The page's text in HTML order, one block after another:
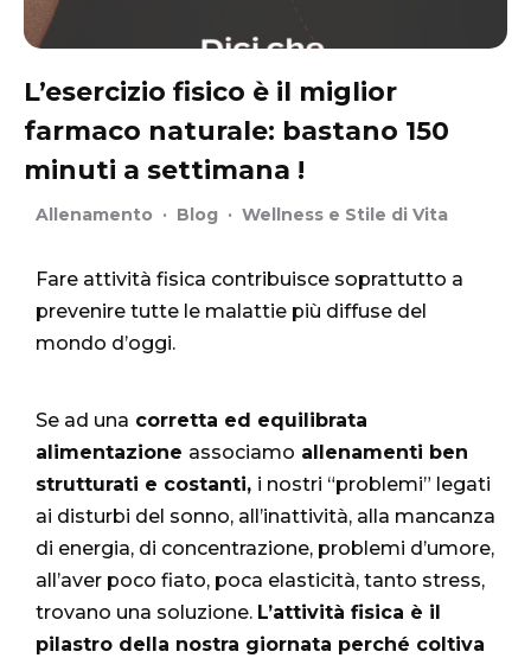
L’esercizio fisico è il miglior
farmaco naturale: bastano 150
minuti a settimana !
Allenamento · Blog · Wellness e Stile di Vita
Fare attività fisica contribuisce soprattutto a
prevenire tutte le malattie più diffuse del
mondo d’oggi.
Se ad una corretta ed equilibrata
alimentazione associamo allenamenti ben
strutturati e costanti, i nostri “problemi” legati
ai disturbi del sonno, all’inattività, alla mancanza
di energia, di concentrazione, problemi d’umore,
all’aver poco fiato, poca elasticità, tanto stress,
trovano una soluzione. L’attività fisica è il
pilastro della nostra giornata perché coltiva